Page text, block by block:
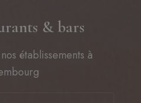
& bars
établissements à